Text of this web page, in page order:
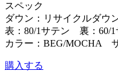
スペック
ダウン：リサイクルダウ
表：80/1サテン 裏：60/1
カラー：BEG/MOCHA
購入する